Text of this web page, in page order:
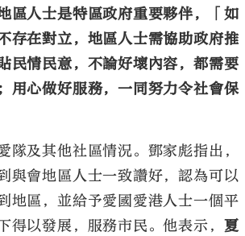
區人士是特區政府重要夥伴，「如
存在對立，地區人士需協助政府推
民情民意，不論好壞內容，都需要
用心做好服務，一同努力令社會保
隊及其他社區情況。鄧家彪指出，
與會地區人士一致讚好，認為可以
地區，並給予愛國愛港人士一個平
得以發展，服務市民。他表示， 夏